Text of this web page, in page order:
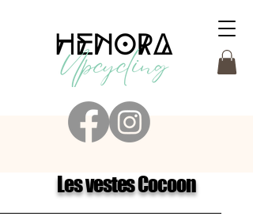
Les vestes Cocoon